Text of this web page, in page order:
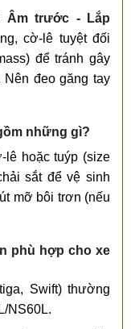
Âm trước - Lắp
cờ-lê tuyệt đối
để tránh gây
đeo găng tay
những gì?
lê hoặc tuýp (size
sắt để vệ sinh
mỡ bôi trơn (nếu
phù hợp cho xe
Swift) thường
NS60L.